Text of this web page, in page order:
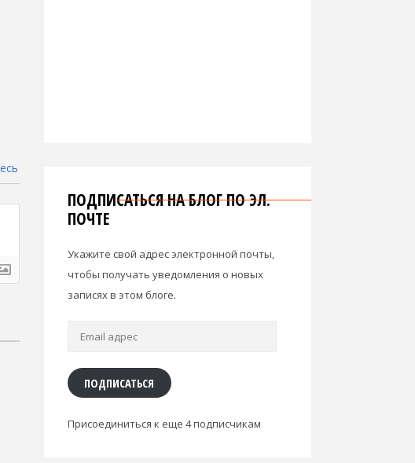
ПОДПИСАТЬСЯ НА БЛОГ ПО ЭЛ.
ПОЧТЕ
Укажите свой адрес электронной почты,
чтобы получать уведомления о новых
записях в этом блоге.
Email
ПОДПИСАТЬСЯ
Присоединиться к еще 4 подписчикам